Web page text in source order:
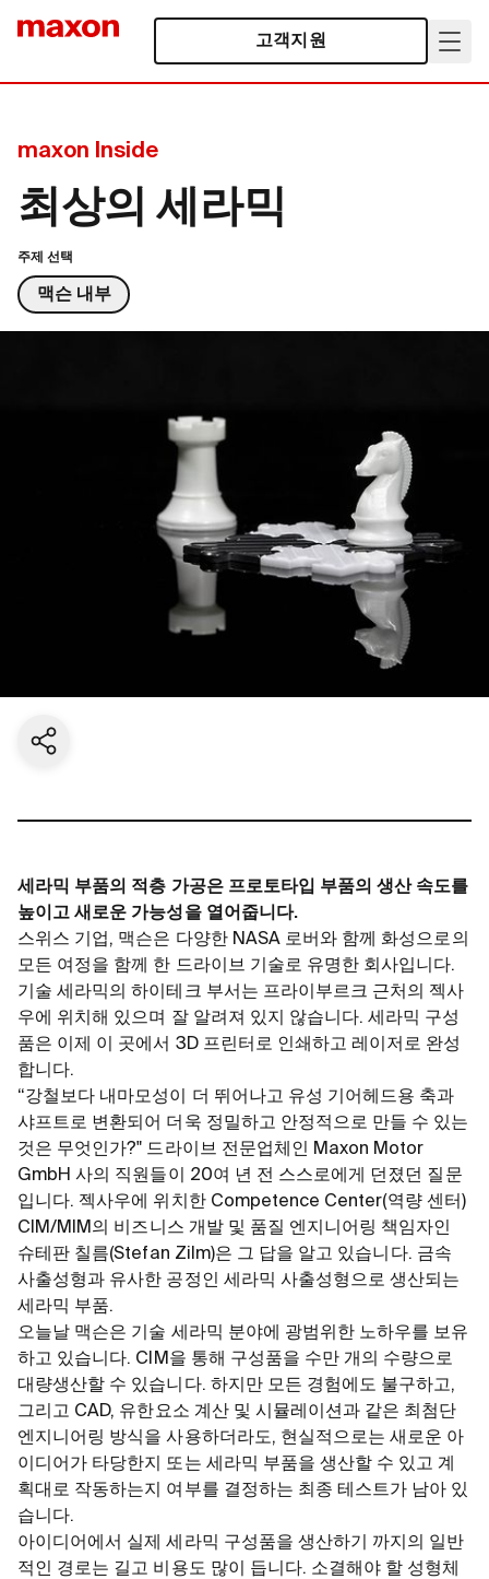
고객지원
maxon Inside
최상의 세라믹
주제 선택
맥슨 내부
Share current page
세라믹 부품의 적층 가공은 프로토타입 부품의 생산 속도를
높이고 새로운 가능성을 열어줍니다.
스위스 기업, 맥슨은 다양한 NASA 로버와 함께 화성으로의
모든 여정을 함께 한 드라이브 기술로 유명한 회사입니다.
기술 세라믹의 하이테크 부서는 프라이부르크 근처의 젝사
우에 위치해 있으며 잘 알려져 있지 않습니다. 세라믹 구성
품은 이제 이 곳에서 3D 프린터로 인쇄하고 레이저로 완성
합니다.
“강철보다 내마모성이 더 뛰어나고 유성 기어헤드용 축과
샤프트로 변환되어 더욱 정밀하고 안정적으로 만들 수 있는
것은 무엇인가?" 드라이브 전문업체인 Maxon Motor
GmbH 사의 직원들이 20여 년 전 스스로에게 던졌던 질문
입니다. 젝사우에 위치한 Competence Center(역량 센터)
CIM/MIM의 비즈니스 개발 및 품질 엔지니어링 책임자인
슈테판 칠름(Stefan Zilm)은 그 답을 알고 있습니다. 금속
사출성형과 유사한 공정인 세라믹 사출성형으로 생산되는
세라믹 부품.
오늘날 맥슨은 기술 세라믹 분야에 광범위한 노하우를 보유
하고 있습니다. CIM을 통해 구성품을 수만 개의 수량으로
대량생산할 수 있습니다. 하지만 모든 경험에도 불구하고,
그리고 CAD, 유한요소 계산 및 시뮬레이션과 같은 최첨단
엔지니어링 방식을 사용하더라도, 현실적으로는 새로운 아
이디어가 타당한지 또는 세라믹 부품을 생산할 수 있고 계
획대로 작동하는지 여부를 결정하는 최종 테스트가 남아 있
습니다.
아이디어에서 실제 세라믹 구성품을 생산하기 까지의 일반
적인 경로는 길고 비용도 많이 듭니다. 소결해야 할 성형체